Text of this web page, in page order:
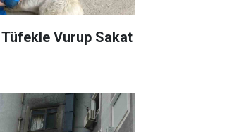
Vurup Sakat